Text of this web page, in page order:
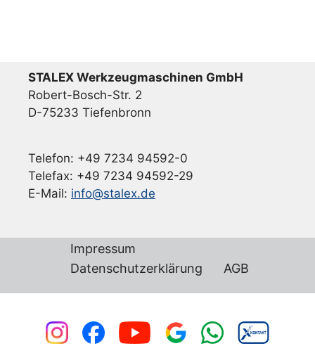
STALEX Werkzeugmaschinen GmbH
Robert-Bosch-Str. 2
D-75233 Tiefenbronn
Telefon: +49 7234 94592-0
Telefax: +49 7234 94592-29
E-Mail: info@stalex.de
Impressum
Datenschutzerklärung
AGB